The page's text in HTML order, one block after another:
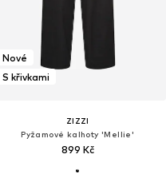
Nové
S křivkami
ZIZZI
Pyžamové kalhoty 'Mellie'
899 Kč